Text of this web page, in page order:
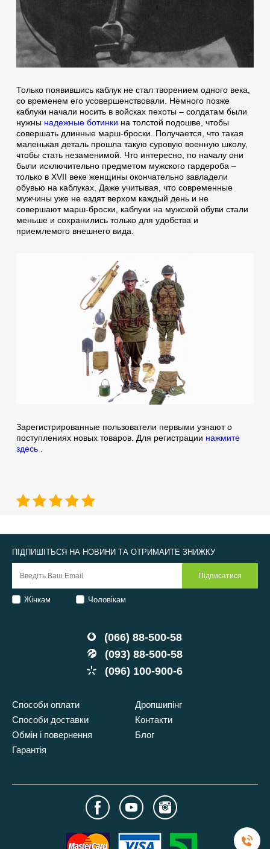
Только появившись каблук не стал творением одного века,
со временем его усовершенствовали. Немного позже
каблуки начали носить в войсках пехоты – солдатам были
нужны надежные ботинки на толстой подошве, чтобы
совершать длинные марш-броски. Получается, что такая
маленькая деталь прошла такую суровую военную школу,
чтобы стать незаменимой. Что интересно, по началу они
были исключительно предметом мужского гардероба –
только в XVII веке женщины окончательно завладели
обувью на каблуках. Даже учитывая, что современные
мужчины уже не ездят верхом каждый день и не
совершают марш-броски, каблуки на мужской обуви стали
меньше и сохранились только для удобства и
приемлемого внешнего вида.
Зарегистрированные пользователи первыми узнают о
поступлениях новых товаров. Для регистрации нажмите
здесь
(066) 88-500-58
(093) 88-500-58
(096) 100-900-6
Способи оплати
Способи доставки
Обмін і повернення
Гарантія
Дропшипінг
Контакти
Блог
ПІДПИШІТЬСЯ НА НОВИНИ ТА ОТРИМАЙТЕ ЗНИЖКУ
Жінкам Чоловікам